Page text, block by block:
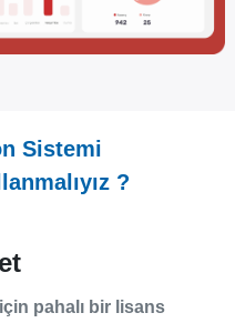
Sistemi
?
için pahalı bir lisans